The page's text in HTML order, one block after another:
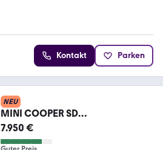
Kontakt Parken
NEU
MINI COOPER SD
Cabrio*Leder*Navi*Autom.*Xeno
n*JCW
7.950 €